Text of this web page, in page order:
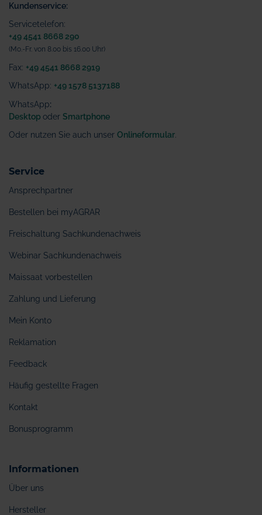
Kundenservice:
Servicetelefon:
+49 4541 8668 290
(Mo.-Fr. von 8.00 bis 16.00 Uhr)
Fax: +49 4541 8668 2919
WhatsApp: +49 1578 5137188
WhatsApp:
Desktop oder Smartphone
Oder nutzen Sie auch unser Onlineformular
Service
Ansprechpartner
Bestellen bei myAGRAR
Freischaltung Sachkundenachweis
Webinar Sachkundenachweis
Maissaat vorbestellen
Zahlung und Lieferung
Mein Konto
Reklamation
Feedback
Häufig gestellte Fragen
Kontakt
Bonusprogramm
Informationen
Über uns
Hersteller